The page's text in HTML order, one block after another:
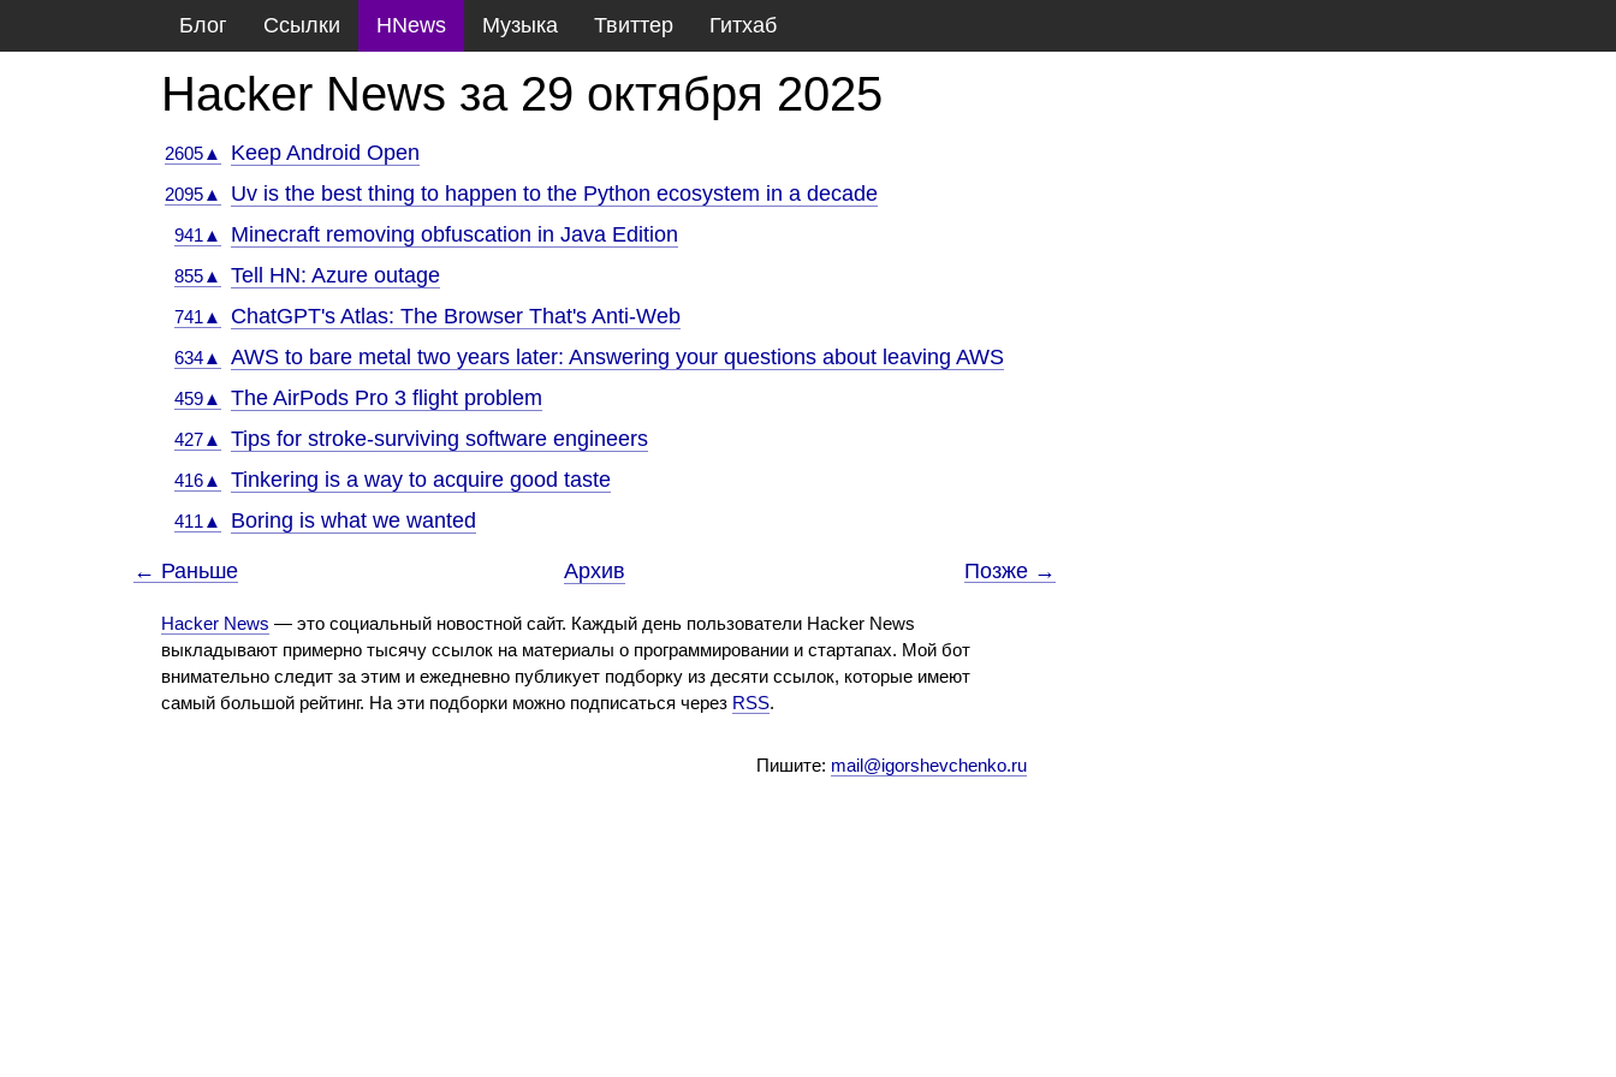
Блог Ссылки HNews Музыка Твиттер Гитхаб
Hacker News за 29 октября 2025
2605▲ Keep Android Open
2095▲ Uv is the best thing to happen to the Python ecosystem in a decade
941▲ Minecraft removing obfuscation in Java Edition
855▲ Tell HN: Azure outage
741▲ ChatGPT's Atlas: The Browser That's Anti-Web
634▲ AWS to bare metal two years later: Answering your questions about leaving AWS
459▲ The AirPods Pro 3 flight problem
427▲ Tips for stroke-surviving software engineers
416▲ Tinkering is a way to acquire good taste
411▲ Boring is what we wanted
← Раньше Архив Позже →
Hacker News — это социальный новостной сайт. Каждый день пользователи Hacker News
выкладывают примерно тысячу ссылок на материалы о программировании и стартапах. Мой бот
внимательно следит за этим и ежедневно публикует подборку из десяти ссылок, которые имеют
самый большой рейтинг. На эти подборки можно подписаться через RSS.
Пишите: mail@igorshevchenko.ru